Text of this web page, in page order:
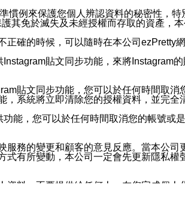
慣例來保護您個人辨認資料的秘密性，
其免於滅失及未經授權而存取的資產，
正確的時候，可以隨時在本公司ezPretty
貼文同步功能，來將Instagram
貼文同步功能，您可以於任何時間取
系統將立即清除您的授權資料，並完全
能，您可以於任何時間取消您的帳號或
服務的變更和顧客的意見反應。當本公
式有所變動，本公司一定會先更新隱私
資料，不要提供給任何人。在您完成個
或進入所機關管理區。